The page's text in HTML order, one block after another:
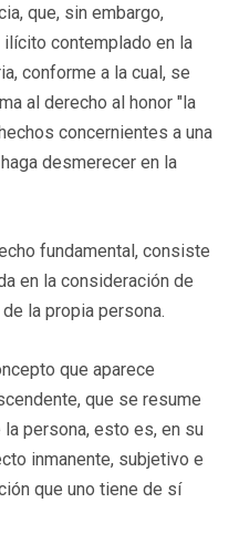
que, sin embargo,
contemplado en la
conforme a la cual, se
al derecho al honor "la
concernientes a una
desmerecer en la
fundamental, consiste
en la consideración de
la propia persona.
que aparece
que se resume
persona, esto es, en su
inmanente, subjetivo e
que uno tiene de sí